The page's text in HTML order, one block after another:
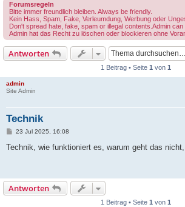
Forumsregeln
Bitte immer freundlich bleiben. Always be friendly.
Kein Hass, Spam, Fake, Verleumdung, Werbung oder
Don't spread hate, fake, spam or illegal contents.Admin can
Admin hat das Recht zu löschen oder blockieren ohne
Antworten
1 Beitrag • Seite 1 von 1
admin
Site Admin
Technik
B
i
23 Jul 2025, 16:08
Technik, wie funktioniert es, warum geht das
Antworten
1 Beitrag • Seite 1 von 1